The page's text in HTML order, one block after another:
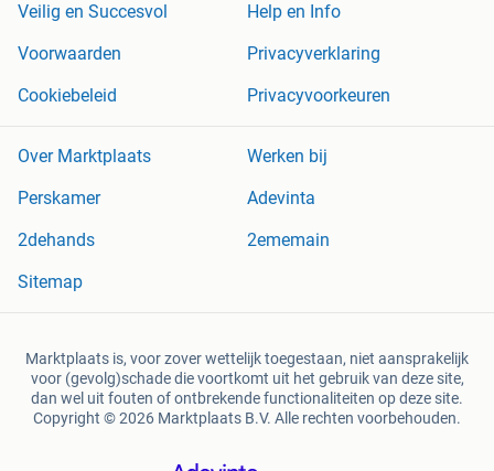
Veilig en Succesvol
Help en Info
Voorwaarden
Privacyverklaring
Cookiebeleid
Privacyvoorkeuren
Over Marktplaats
Werken bij
Perskamer
Adevinta
2dehands
2ememain
Sitemap
Marktplaats is, voor zover wettelijk toegestaan, niet aansprakelijk
voor (gevolg)schade die voortkomt uit het gebruik van deze site,
dan wel uit fouten of ontbrekende functionaliteiten op deze site.
Copyright © 2026 Marktplaats B.V. Alle rechten voorbehouden.